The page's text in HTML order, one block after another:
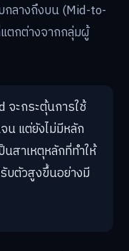
กลางถึงบน (Mid-to-
ตกต่างจากกลุ่มผู้
จะกระตุ้นการใช้
น แต่ยังไม่มีหลัก
นสาเหตุหลักที่ทำให้
บตัวสูงขึ้นอย่างมี